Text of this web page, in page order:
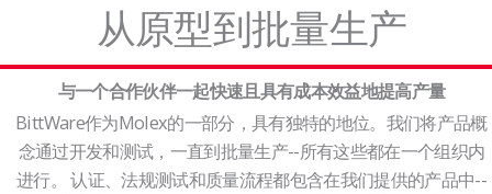
从原型到批量生产
与一个合作伙伴一起快速且具有成本效益地提高产量
BittWare作为Molex的一部分，具有独特的地位。我们将产品概
念通过开发和测试，一直到批量生产--所有这些都在一个组织内
进行。 认证、法规测试和质量流程都包含在我们提供的产品中--